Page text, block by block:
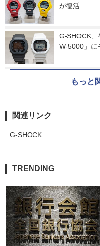
が復活
G-SHOCK
W-5000」に
もっと
関連リンク
G-SHOCK
TRENDING